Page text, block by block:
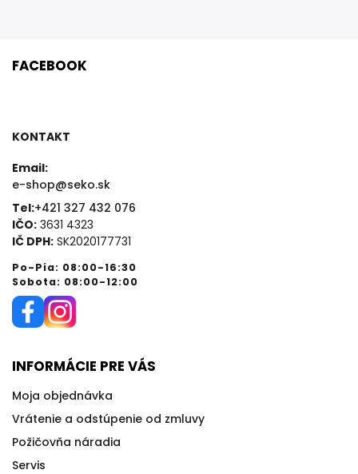
FACEBOOK
KONTAKT
Email:
e-shop@seko.sk
Tel:+421 327 432 076
IČO: 3631 4323
IČ DPH: SK2020177731
Po-Pia: 08:00-16:30
Sobota: 08:00-12:00
INFORMÁCIE PRE VÁS
Moja objednávka
Vrátenie a odstúpenie od zmluvy
Požičovňa náradia
Servis